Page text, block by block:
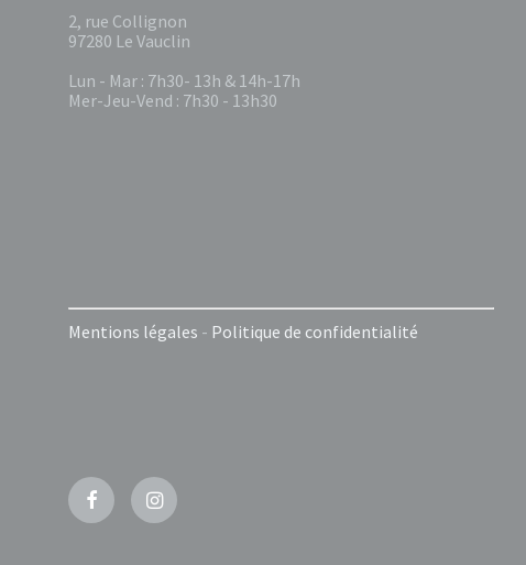
2, rue Collignon
97280 Le Vauclin
Lun - Mar : 7h30- 13h & 14h-17h
Mer-Jeu-Vend : 7h30 - 13h30
Mentions légales - Politique de confidentialité
FacebookInstagram